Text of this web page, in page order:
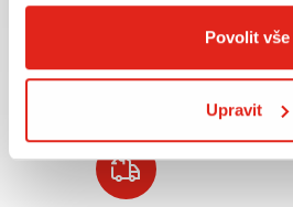
Povolit vše
Upravit
odběru